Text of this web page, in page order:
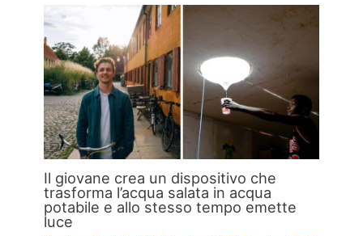
Il giovane crea un dispositivo che
trasforma l’acqua salata in acqua
potabile e allo stesso tempo emette
luce